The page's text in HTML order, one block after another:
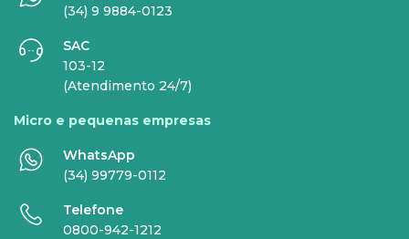
EMPRESAS
INTERNET
Internet Fibra
Comunicação de Dados
Super Wi-Fi
Internet Essence
(34) 9 9884-0123
SAC
103-12
(Atendimento 24/7)
Micro e pequenas empresas
WhatsApp
(34) 99779-0112
Telefone
0800-942-1212